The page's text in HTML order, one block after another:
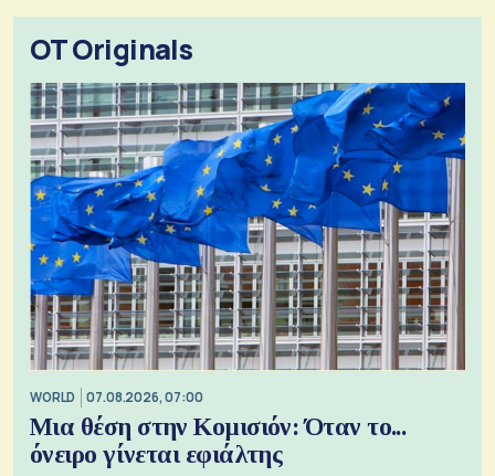
OT Originals
WORLD 07.08.2026, 07:00
Μια θέση στην Κομισιόν: Όταν το...
όνειρο γίνεται εφιάλτης